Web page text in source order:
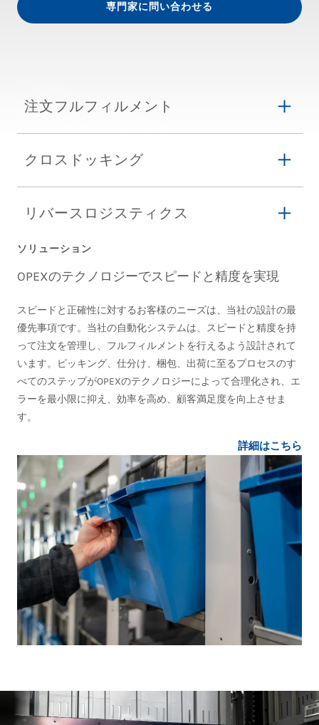
専門家に問い合わせる
注文フルフィルメント
クロスドッキング
リバースロジスティクス
ソリューション
OPEXのテクノロジーでスピードと精度を実現
スピードと正確性に対するお客様のニーズは、当社の設計の最
優先事項です。当社の自動化システムは、スピードと精度を持
って注文を管理し、フルフィルメントを行えるよう設計されて
います。ピッキング、仕分け、梱包、出荷に至るプロセスのす
べてのステップがOPEXのテクノロジーによって合理化され、エ
ラーを最小限に抑え、効率を高め、顧客満足度を向上させま
す。
詳細はこちら